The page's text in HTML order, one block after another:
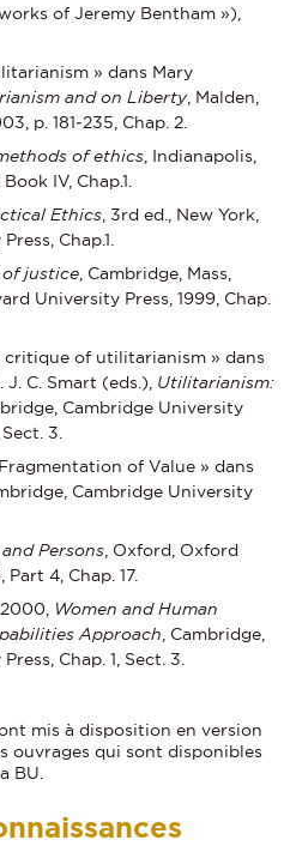
of Jeremy Bentham »),
» dans Mary
and on Liberty, Malden,
p. 181‑235, Chap. 2.
of ethics, Indianapolis,
IV, Chap.1.
Ethics, 3rd ed., New York,
Chap.1.
justice, Cambridge, Mass,
University Press, 1999, Chap.
critique of utilitarianism » dans
C. Smart (eds.), Utilitarianism:
Cambridge University
Sect. 3.
of Value » dans
Cambridge University
Persons, Oxford, Oxford
4, Chap. 17.
Women and Human
Approach, Cambridge,
Chap. 1, Sect. 3.
mis à disposition en version
ouvrages qui sont disponibles
BU.